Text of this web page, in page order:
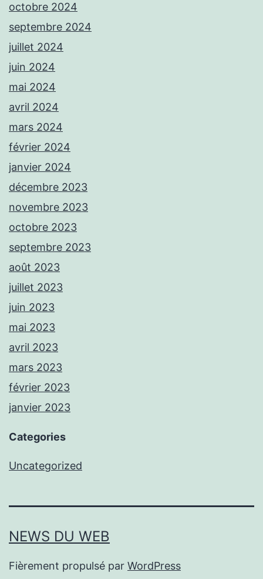
octobre 2024
septembre 2024
juillet 2024
juin 2024
mai 2024
avril 2024
mars 2024
février 2024
janvier 2024
décembre 2023
novembre 2023
octobre 2023
septembre 2023
août 2023
juillet 2023
juin 2023
mai 2023
avril 2023
mars 2023
février 2023
janvier 2023
Categories
Uncategorized
NEWS DU WEB
Fièrement propulsé par WordPress